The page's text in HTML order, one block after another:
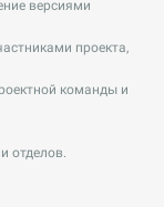
версиями
проекта,
команды и
отделов.